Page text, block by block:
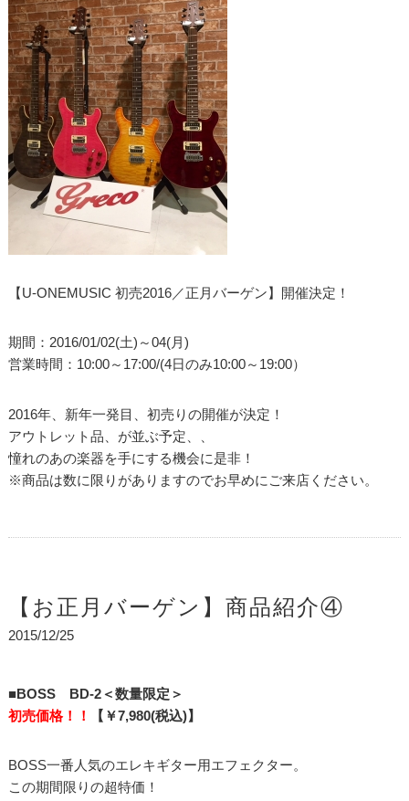
【U-ONEMUSIC 初売2016／正月バーゲン】開催決定！
期間：2016/01/02(土)～04(月)
営業時間：10:00～17:00/(4日のみ10:00～19:00）
2016年、新年一発目、初売りの開催が決定！
アウトレット品、が並ぶ予定、、
憧れのあの楽器を手にする機会に是非！
※商品は数に限りがありますのでお早めにご来店ください。
【お正月バーゲン】商品紹介④
2015/12/25
■BOSS BD-2＜数量限定＞
初売価格！！
【￥7,980(税込)】
BOSS一番人気のエレキギター用エフェクター。
この期間限りの超特価！